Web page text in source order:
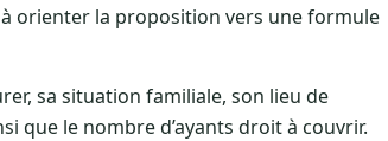
orienter la proposition vers une formule
sa situation familiale, son lieu de
que le nombre d’ayants droit à couvrir.